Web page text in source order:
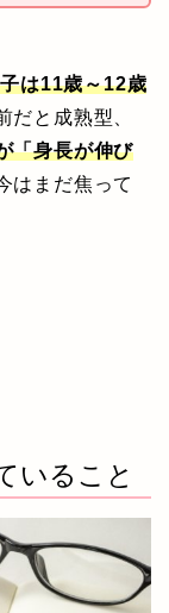
は11歳～12歳
だと成熟型、
「身長が伸び
はまだ焦って
いること